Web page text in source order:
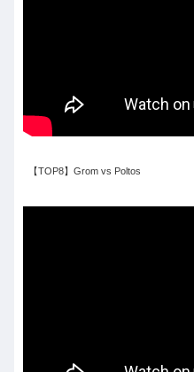
【TOP8】Grom vs Poltos